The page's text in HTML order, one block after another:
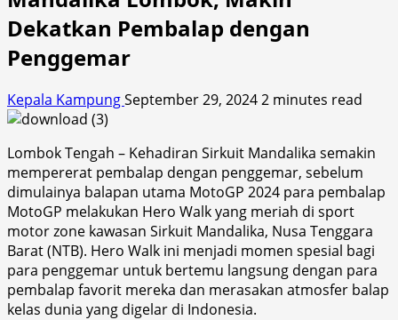
Dekatkan Pembalap dengan
Penggemar
Kepala KampungSeptember 29, 20242 minutes read
Lombok Tengah – Kehadiran Sirkuit Mandalika semakin
mempererat pembalap dengan penggemar, sebelum
dimulainya balapan utama MotoGP 2024 para pembalap
MotoGP melakukan Hero Walk yang meriah di sport
motor zone kawasan Sirkuit Mandalika, Nusa Tenggara
Barat (NTB). Hero Walk ini menjadi momen spesial bagi
para penggemar untuk bertemu langsung dengan para
pembalap favorit mereka dan merasakan atmosfer balap
kelas dunia yang digelar di Indonesia.